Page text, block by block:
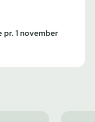
pr. 1 november